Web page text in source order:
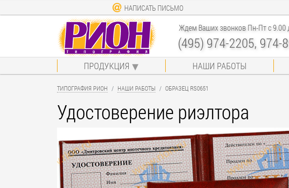
НАПИСАТЬ ПИСЬМО
Ждем Ваших звонков Пн-Пт с 9.00
(495) 974-2205, 974-
ПРОДУКЦИЯ НАШИ РАБОТЫ
ТИПОГРАФИЯ РИОН НАШИ РАБОТЫ ОБРАЗЕЦ RS0651
Удостоверение риэлтора